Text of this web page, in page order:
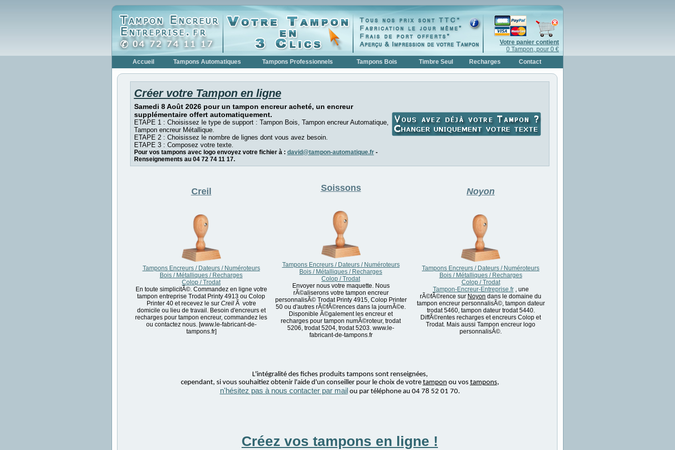
Votre panier contient
0 Tampon, pour 0 €
Accueil
Tampons Automatiques Tampons Professionnels Tampons Bois Timbre Seul Recharges Contact
Créer votre Tampon en ligne
Samedi 8 Août 2026 pour un tampon encreur acheté, un encreur
supplémentaire offert automatiquement.
ETAPE 1 : Choisissez le type de support : Tampon Bois, Tampon encreur Automatique,
Tampon encreur Métallique.
ETAPE 2 : Choisissez le nombre de lignes dont vous avez besoin.
ETAPE 3 : Composez votre texte.
Pour vos tampons avec logo envoyez votre fichier à : david@tampon-automatique.fr-
Renseignements au 04 72 74 11 17.
Creil
Tampons Encreurs / Dateurs / Numéroteurs
Bois / Métalliques / Recharges
Colop / Trodat
En toute simplicitÃ©. Commandez en ligne votre
tampon entreprise Trodat Printy 4913 ou Colop
Printer 40 et recevez le sur CreilÃ votre
domicile ou lieu de travail. Besoin d'encreurs et
recharges pour tampon encreur, commandez les
ou contactez nous. [www.le-fabricant-de-
tampons.fr]
Soissons
Tampons Encreurs / Dateurs / Numéroteurs
Bois / Métalliques / Recharges
Colop / Trodat
Envoyer nous votre maquette. Nous
rÃ©aliserons votre tampon encreur
personnalisÃ© Trodat Printy 4915, Colop Printer
50 ou d'autres rÃ©fÃ©rences dans la journÃ©e.
Disponible Ã©galement les encreur et
recharges pour tampon numÃ©roteur, trodat
5206, trodat 5204, trodat 5203. www.le-
fabricant-de-tampons.fr
Noyon
Tampons Encreurs / Dateurs / Numéroteurs
Bois / Métalliques / Recharges
Colop / Trodat
Tampon-Encreur-Entreprise.fr, une
rÃ©fÃ©rence sur Noyon dans le domaine du
tampon encreur personnalisÃ©, tampon dateur
trodat 5460, tampon dateur trodat 5440.
DiffÃ©rentes recharges et encreurs Colop et
Trodat. Mais aussi Tampon encreur logo
personnalisÃ©.
L'intégralité des fiches produits tampons sont renseignées,
cependant, si vous souhaitiez obtenir l'aide d'un conseiller pour le choix de votre tampon ou vos tampons,
n'hésitez pas à nous contacter par mailou par téléphone au 04 78 52 01 70.
Créez vos tampons en ligne !